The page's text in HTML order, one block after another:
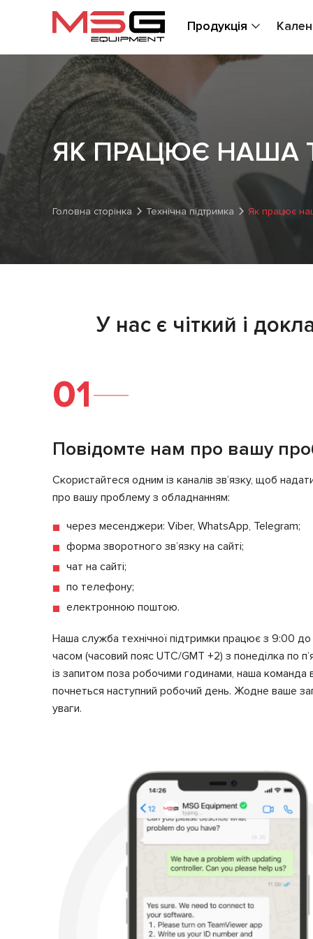
Продукція
ЯК ПРАЦЮЄ НАША
Головна сторінка Технічна підтримка Як працює
У нас є чіткий і
01
Повідомте нам про вашу
Скористайтеся одним із каналів зв’язку, щоб
про вашу проблему з обладнанням:
через месенджери: Viber, WhatsApp, Telegram;
форма зворотного зв’язку на сайті;
чат на сайті;
по телефону;
електронною поштою.
Наша служба технічної підтримки працює з 9:00
часом (часовий пояс UTC/GMT +2) з понеділка по
із запитом поза робочими годинами, наша команда
почнеться наступний робочий день. Жодне ваше
уваги.